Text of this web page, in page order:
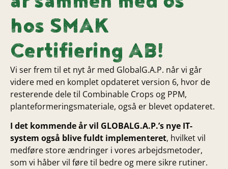
hos SMAK
Certifiering AB!
Vi ser frem til et nyt år med GlobalG.A.P. når vi går
videre med en komplet opdateret version 6, hvor de
resterende dele til Combinable Crops og PPM,
planteformeringsmateriale, også er blevet opdateret.
I det kommende år vil GLOBALG.A.P.’s nye IT-
system også blive fuldt implementeret, hvilket vil
medføre store ændringer i vores arbejdsmetoder,
som vi håber vil føre til bedre og mere sikre rutiner.